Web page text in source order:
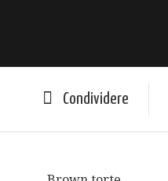
Condividere